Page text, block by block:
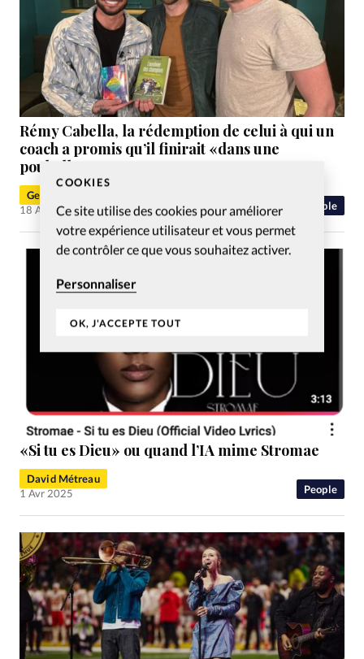
COOKIES
Ce site utilise des cookies pour améliorer
votre expérience utilisateur et vous permet
de contrôler ce que vous souhaitez activer.
Personnaliser
OK, J'ACCEPTE TOUT
People
Rémy Cabella, la rédemption de celui à qui un
coach a promis qu’il finirait «dans une
poubelle»
Geoffrey Leplang
18 Avr 2025
People
«Si tu es Dieu» ou quand l’IA mime Stromae
David Métreau
1 Avr 2025